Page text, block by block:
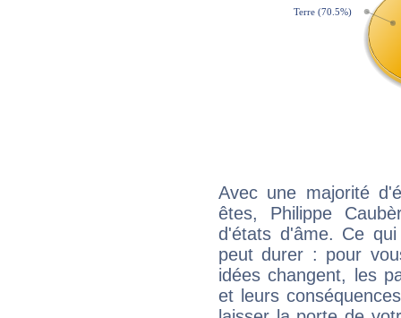
Avec une majorité
êtes, Philippe
d'états d'âme. Ce
peut durer : pour
idées changent, les
et leurs